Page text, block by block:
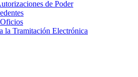
de Poder
Oficios
la Tramitación Electrónica